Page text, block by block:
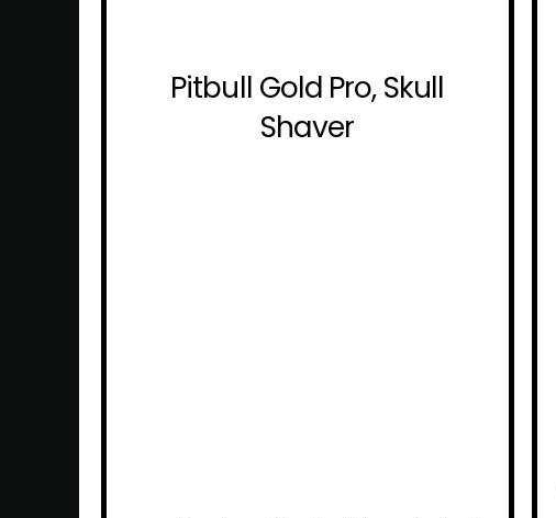
Pitbull Gold Pro, Skull
Shaver